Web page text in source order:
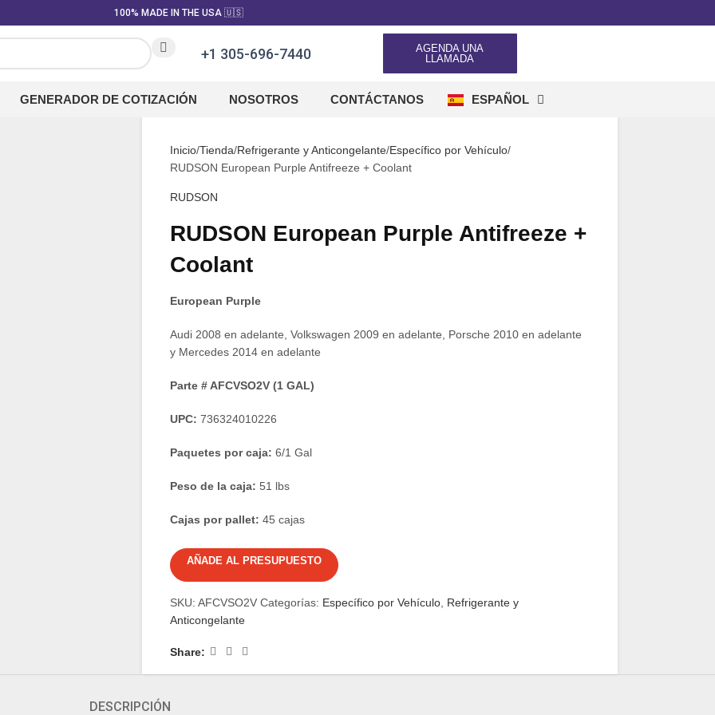
100% MADE IN THE USA 🇺🇸
+1 305-696-7440
AGENDA UNA
LLAMADA
GENERADOR DE COTIZACIÓN NOSOTROS CONTÁCTANOS ESPAÑOL
ENGLISH
Inicio Tienda Refrigerante y Anticongelante Específico por Vehículo
RUDSON European Purple Antifreeze + Coolant
RUDSON
RUDSON European Purple Antifreeze +
Coolant
European Purple
Audi 2008 en adelante, Volkswagen 2009 en adelante, Porsche 2010 en adelante
y Mercedes 2014 en adelante
Parte # AFCVSO2V (1 GAL)
UPC: 736324010226
Paquetes por caja: 6/1 Gal
Peso de la caja: 51 lbs
Cajas por pallet: 45 cajas
AÑADE AL PRESUPUESTO
SKU: AFCVSO2V Categorías: Específico por Vehículo, Refrigerante y
Anticongelante
Share:
DESCRIPCIÓN